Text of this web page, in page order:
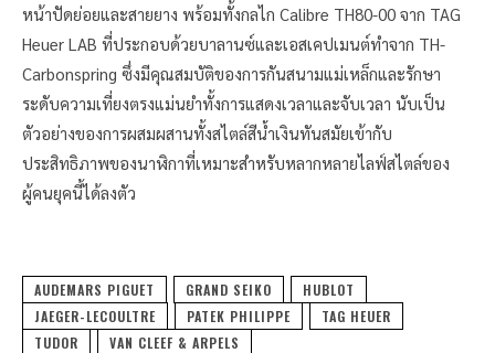
หน้าปัดย่อยและสายยาง พร้อมทั้งกลไก Calibre TH80-00 จาก TAG
Heuer LAB ที่ประกอบด้วยบาลานซ์และเอสเคปเมนต์ทำจาก TH-
Carbonspring ซึ่งมีคุณสมบัติของการกันสนามแม่เหล็กและรักษา
ระดับความเที่ยงตรงแม่นยำทั้งการแสดงเวลาและจับเวลา นับเป็น
ตัวอย่างของการผสมผสานทั้งสไตล์สีน้ำเงินทันสมัยเข้ากับ
ประสิทธิภาพของนาฬิกาที่เหมาะสำหรับหลากหลายไลฟ์สไตล์ของ
ผู้คนยุคนี้ได้ลงตัว
AUDEMARS PIGUET GRAND SEIKO
HUBLOT
JAEGER-LECOULTRE
PATEK PHILIPPE
TAG HEUER
TUDOR
VAN CLEEF & ARPELS